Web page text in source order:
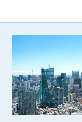
(7) 公序良俗に反する
(8) 犯罪的行為に結
(9) その他、法律に
(10) 建設資料館から
を、営利を目的
に第三者に提供
第7条（登録内容の
管理者は、会員が登